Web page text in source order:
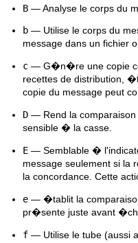
B — Analyse le corps du
b — Utilise le corps du
message dans un fichier
c — G�n�re une copie
recettes de distribution,
copie du message peut
D — Rend la comparaison
sensible � la casse.
E — Semblable �
message seulement si
la concordance. Cette
e — �tablit la
pr�sente juste avant
f — Utilise le tube (aussi